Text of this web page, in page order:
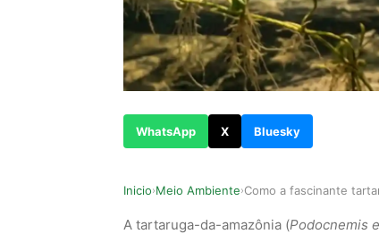
WhatsApp X Bluesky
Inicio›Meio Ambiente›
A tartaruga-da-amazônia (Podocnemis